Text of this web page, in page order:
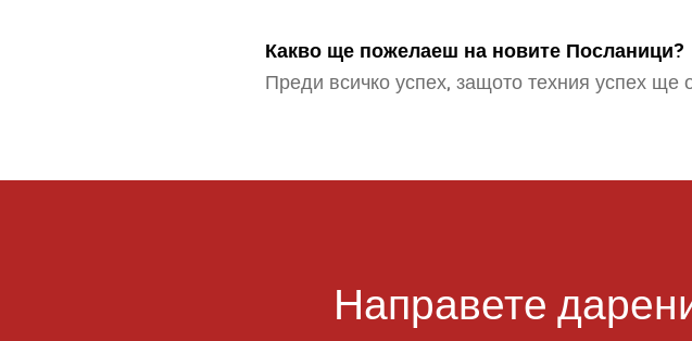
Какво ще пожелаеш на новите Посланици?
Преди всичко успех, защото техния успех
Направете